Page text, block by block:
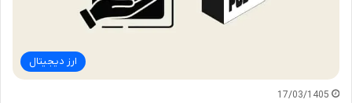
ارز دیجیتال
17/03/1405